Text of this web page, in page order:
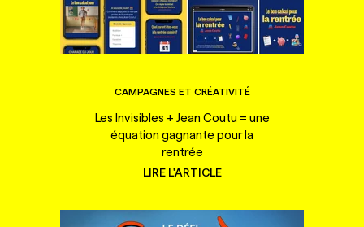
CAMPAGNES ET CRÉATIVITÉ
Les Invisibles + Jean Coutu = une
équation gagnante pour la
rentrée
LIRE L'ARTICLE